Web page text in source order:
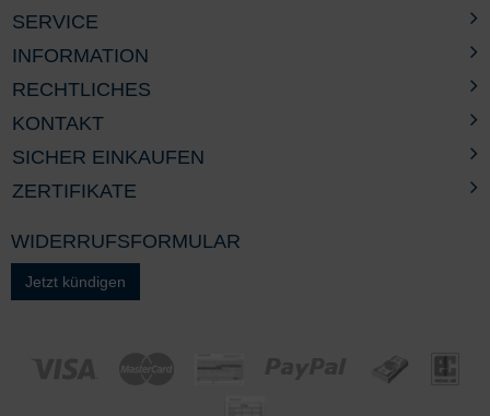
SERVICE
INFORMATION
RECHTLICHES
KONTAKT
SICHER EINKAUFEN
ZERTIFIKATE
WIDERRUFSFORMULAR
Jetzt kündigen